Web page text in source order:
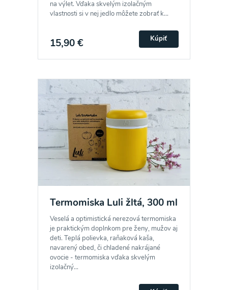
na výlet. Vďaka skvelým izolačným
vlastnosti si v nej jedlo môžete zobrať k...
15,90 € Kúpiť
Termomiska Luli žltá, 300 ml
Veselá a optimistická nerezová termomiska
je praktickým doplnkom pre ženy, mužov aj
deti. Teplá polievka, raňaková kaša,
navarený obed, či chladené nakrájané
ovocie - termomiska vďaka skvelým
izolačný...